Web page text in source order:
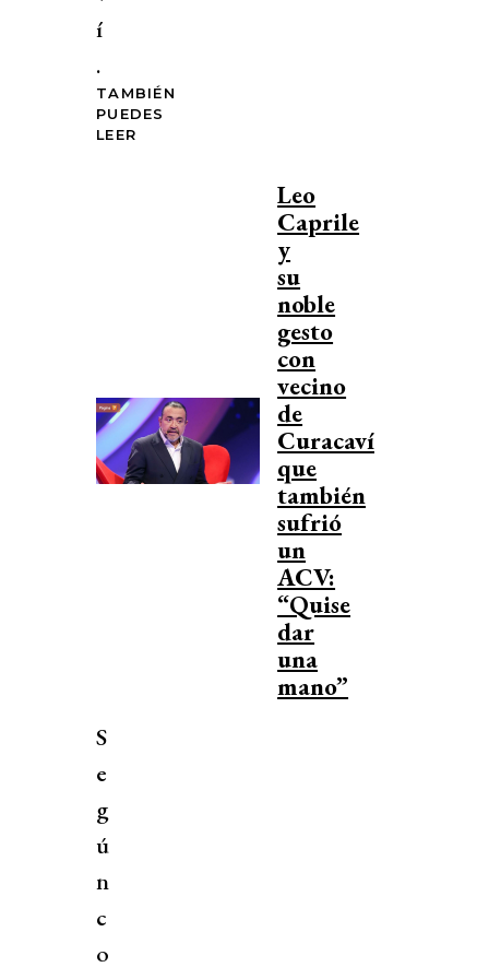
í
.
TAMBIÉN
PUEDES
LEER
Leo
Caprile
y
su
noble
gesto
con
vecino
de
Curacaví
que
también
sufrió
un
ACV:
“Quise
dar
una
mano”
S
e
g
ú
n
c
o